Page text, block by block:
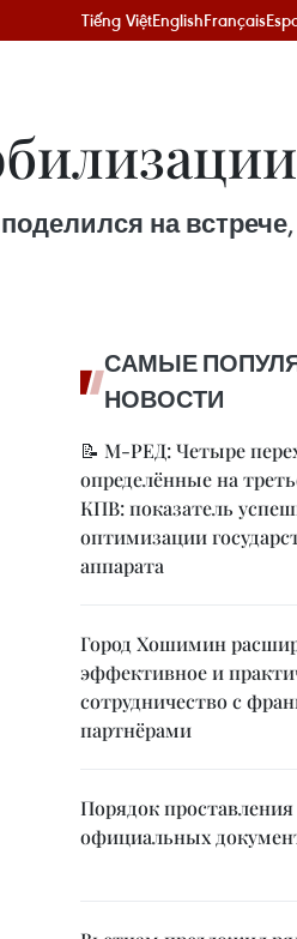
Tiếng ViệtEnglishFrançais
на встрече,
САМЫЕ
НОВОСТИ
📝 М-РЕД: Четыре
определённые на
КПВ: показатель
оптимизации
аппарата
Город Хошимин
эффективное и
сотрудничество с
партнёрами
Порядок
официальных